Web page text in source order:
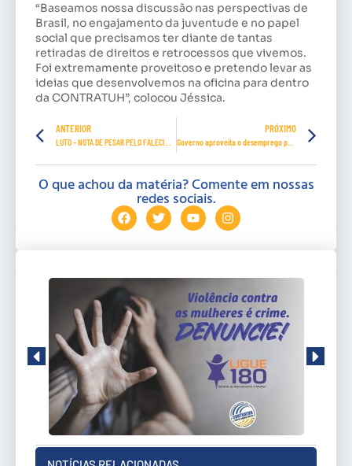
“Baseamos nossa discussão nas perspectivas de
Brasil, no engajamento da juventude e no papel
social que precisamos ter diante de tantas
retiradas de direitos e retrocessos que vivemos.
Foi extremamente proveitoso e pretendo levar as
ideias que desenvolvemos na oficina para dentro
da CONTRATUH”, colocou Jéssica.
ANTERIOR PRÓXIMO
Governo aproveita o desemprego para atacar legislação que protege os trabalhadores
O que achou da matéria? Comente em nossas
redes sociais.